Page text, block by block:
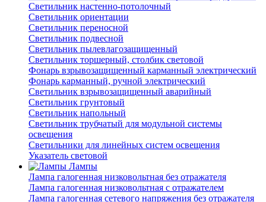
Светильник настенно-потолочный
Светильник ориентации
Светильник переносной
Светильник подвесной
Светильник пылевлагозащищенный
Светильник торшерный, столбик световой
Фонарь взрывозащищенный карманный электрический
Фонарь карманный, ручной электрический
Светильник взрывозащищенный аварийный
Светильник грунтовый
Светильник напольный
Светильник трубчатый для модульной системы
освещения
Светильники для линейных систем освещения
Указатель световой
Лампы
Лампа галогенная низковольтная без отражателя
Лампа галогенная низковольтная с отражателем
Лампа галогенная сетевого напряжения без отражателя